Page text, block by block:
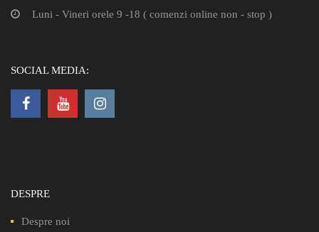
Luni - Vineri orele 9 -18 ( comenzi online non - stop )
SOCIAL MEDIA:
DESPRE
Despre noi